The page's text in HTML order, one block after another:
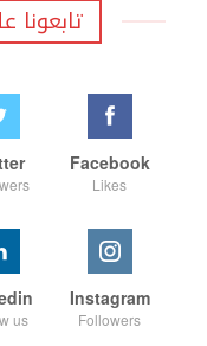
تابعونا
Facebook
Likes
Instagram
Followers
us